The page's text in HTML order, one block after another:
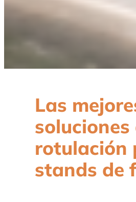
Las
soluciones
rotulación
stands de